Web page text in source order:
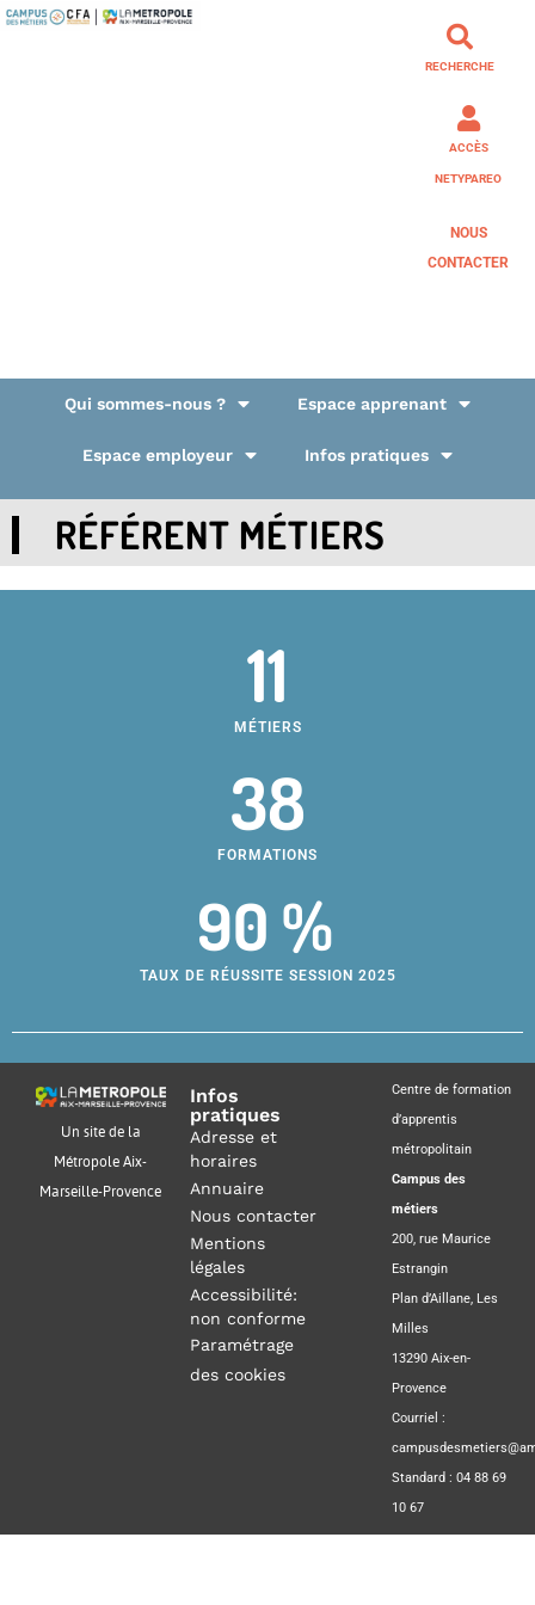
RECHERCHE
ACCÈS
NETYPAREO
NOUS
CONTACTER
Qui sommes-nous ? Espace apprenant
Espace employeur Infos pratiques
RÉFÉRENT MÉTIERS
11
MÉTIERS
38
FORMATIONS
90 %
TAUX DE RÉUSSITE SESSION 2025
Un site de la
Métropole Aix-
Marseille-Provence
Infos
pratiques
Adresse et
horaires
Annuaire
Nous contacter
Mentions
légales
Accessibilité:
non conforme
Paramétrage
des cookies
Centre de formation
d’apprentis
métropolitain
Campus des
métiers
200, rue Maurice
Estrangin
Plan d’Aillane, Les
Milles
13290 Aix-en-
Provence
Courriel :
Standard : 04 88 69
10 67